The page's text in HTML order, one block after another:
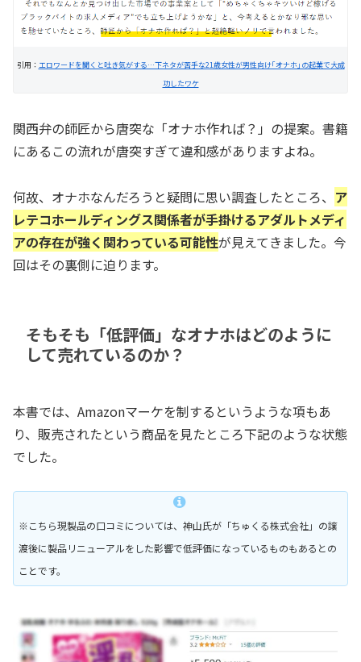
引用： エロワードを聞くと吐き気がする…下ネタが苦手な21歳女性が男性向け｢オナホ｣の起業で大成
功したワケ
関西弁の師匠から唐突な「オナホ作れば？」の提案。書籍
にあるこの流れが唐突すぎて違和感がありますよね。
何故、オナホなんだろうと疑問に思い調査したところ、 ア
レテコホールディングス関係者が手掛けるアダルトメディ
アの存在が強く関わっている可能性が見えてきました。今
回はその裏側に迫ります。
そもそも「低評価」なオナホはどのように
して売れているのか？
本書では、Amazonマーケを制するというような項もあ
り、販売されたという商品を見たところ下記のような状態
でした。
※こちら現製品の口コミについては、神山氏が「ちゅくる株式会社」の譲
渡後に製品リニューアルをした影響で低評価になっているものもあるとの
ことです。